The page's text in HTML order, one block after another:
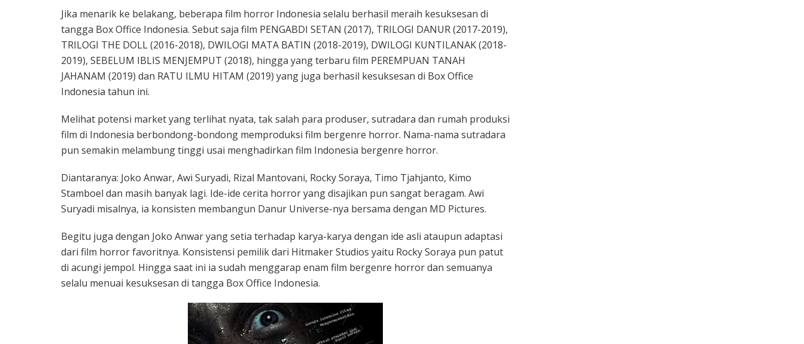
Jika menarik ke belakang, beberapa film horror Indonesia selalu berhasil meraih kesuksesan di
tangga Box Office Indonesia. Sebut saja film PENGABDI SETAN (2017), TRILOGI DANUR (2017-2019),
TRILOGI THE DOLL (2016-2018), DWILOGI MATA BATIN (2018-2019), DWILOGI KUNTILANAK (2018-
2019), SEBELUM IBLIS MENJEMPUT (2018), hingga yang terbaru film PEREMPUAN TANAH
JAHANAM (2019) dan RATU ILMU HITAM (2019) yang juga berhasil kesuksesan di Box Office
Indonesia tahun ini.
Melihat potensi market yang terlihat nyata, tak salah para produser, sutradara dan rumah produksi
film di Indonesia berbondong-bondong memproduksi film bergenre horror. Nama-nama sutradara
pun semakin melambung tinggi usai menghadirkan film Indonesia bergenre horror.
Diantaranya: Joko Anwar, Awi Suryadi, Rizal Mantovani, Rocky Soraya, Timo Tjahjanto, Kimo
Stamboel dan masih banyak lagi. Ide-ide cerita horror yang disajikan pun sangat beragam. Awi
Suryadi misalnya, ia konsisten membangun Danur Universe-nya bersama dengan MD Pictures.
Begitu juga dengan Joko Anwar yang setia terhadap karya-karya dengan ide asli ataupun adaptasi
dari film horror favoritnya. Konsistensi pemilik dari Hitmaker Studios yaitu Rocky Soraya pun patut
di acungi jempol. Hingga saat ini ia sudah menggarap enam film bergenre horror dan semuanya
selalu menuai kesuksesan di tangga Box Office Indonesia.